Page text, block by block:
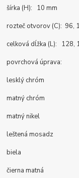
šírka (H): 10 mm
rozteč otvorov (C): 96,
celková dĺžka (L): 128,
povrchová úprava:
lesklý chróm
matný chróm
matný nikel
leštená mosadz
biela
čierna matná